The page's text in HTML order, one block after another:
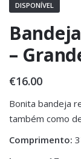
DISPONÍVEL
–
€16.00
Bonita bandeja
também como
Comprimento: